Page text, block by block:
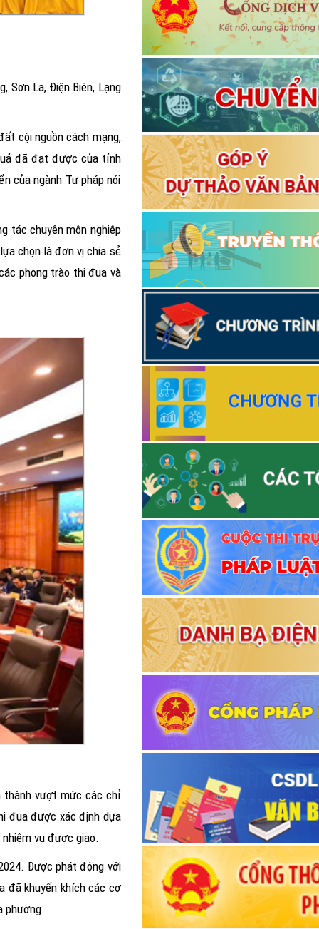
Sơn La, Điện Biên, Lạng
cội nguồn cách mạng,
đã đạt được của tỉnh
của ngành Tư pháp nói
tác chuyên môn nghiệp
chọn là đơn vị chia sẻ
phong trào thi đua và
thành vượt mức các chỉ
đua được xác định dựa
vụ được giao.
Được phát động với
đã khuyến khích các cơ
phương.